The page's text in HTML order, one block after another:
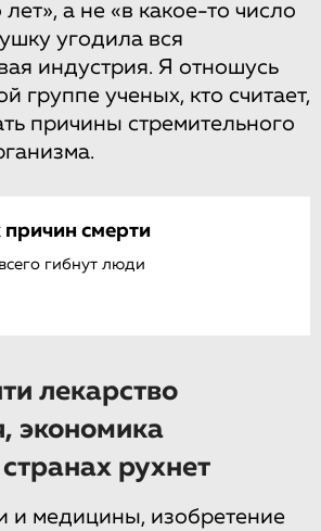
а не «в какое-то число
угодила вся
индустрия. Я отношусь
группе ученых, кто считает,
причины стремительного
смерти
гибнут люди
лекарство
экономика
рухнет
и медицины, изобретение